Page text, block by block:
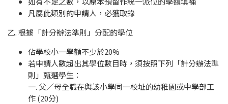
凡屬此類別的申請人，必獲取錄
乙. 根據「計分辦法準則」分配的學位
佔學校小一學額不少於20%
若申請人數超出其學位數目時，須按照下列「計分辦法準
則」甄選學生：
一. 父／母全職在與該小學同一校址的幼稚園或中學部工
作 (20分)